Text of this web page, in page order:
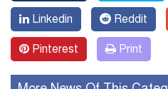
Linkedin Reddit
Pinterest Print